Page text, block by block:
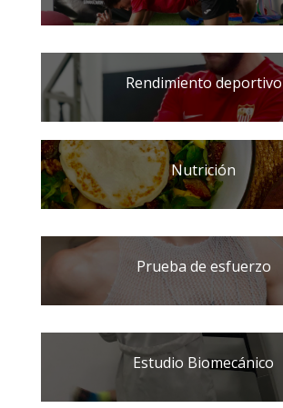
Rendimiento deportivo
Nutrición
Prueba de esfuerzo
Estudio Biomecánico